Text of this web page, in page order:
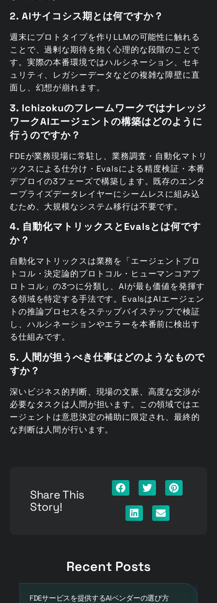
2. AIサイコシス期とは何ですか？
週末にプロトタイプを作りLLMの可能性に触れる
ことで、過剰な期待を抱く心理的な段階のことで
す。実際の本番環境ではハルシネーション、セキ
ュリティ、レガシーデータなどの複雑な障壁に直
面し、幻想が崩れます。
3. Ichizokuのフレームワークではナレッジ
ワークAIエージェントの構築はどのように
行うのですか？
FDEが業務現場に常駐し、業務調査・自動化マトリ
ックスによる仕分け・Evalsによる精度検証・本番
デプロイの3フェーズで構築します。既存のエンタ
ープライズデータレイヤーにシームレスに組み込
むため、大規模なシステム移行は不要です。
4. 自動化マトリックスとEvalsとは何です
か？
自動化マトリックスは業務を「エージェントプロ
トコル・決定論的プロトコル・ヒューマンコアプ
ロトコル」の3つに分類し、AIが最も価値を発揮す
る領域を特定する手法です。EvalsはAIエージェン
トの推論プロセスをステップバイステップで検証
し、ハルシネーションやエラーを本番前に検出す
る仕組みです。
5. 人間が担うべき仕事はどのようなもので
すか？
深いビジネス的判断、現場の文脈、高度な交渉が
必要なタスクは人間が担います。この領域ではエ
ージェントは意思決定の補助に限定され、最終的
な判断は人間が行います。
Share This
Story!
Recent Posts
FDEサービスを提供するAIベンダーの選び方